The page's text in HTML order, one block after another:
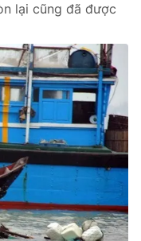
lại cũng đã được